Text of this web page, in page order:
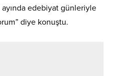
ayında edebiyat günleriyle
diye konuştu.